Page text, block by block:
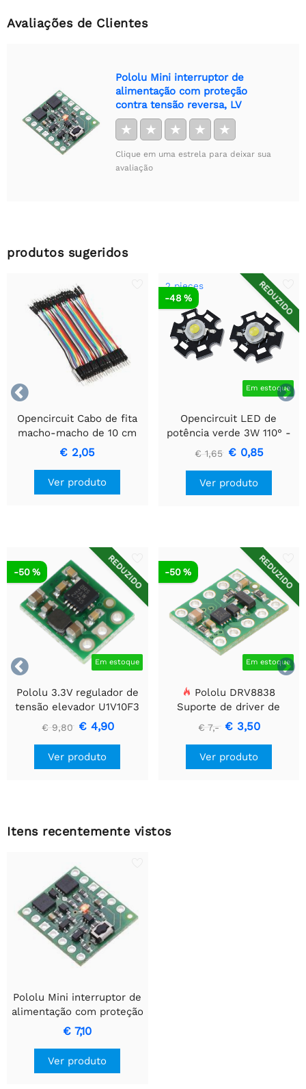
Avaliações de Clientes
Pololu Mini interruptor de
alimentação com proteção
contra tensão reversa, LV
★ ★ ★ ★ ★
Clique em uma estrela para deixar sua
avaliação
produtos sugeridos


Opencircuit Cabo de fita
macho-macho de 10 cm
40 peças
€ 2,05
Ver produto
REDUZIDO
2 pieces
Em estoque
-48 %
Opencircuit LED de
potência verde 3W 110° -
2 peças
€ 1,65 € 0,85
Ver produto


REDUZIDO
Em estoque
-50 %
Pololu 3.3V regulador de
tensão elevador U1V10F3
€ 9,80 € 4,90
Ver produto
REDUZIDO
Em estoque
-50 %
Pololu DRV8838
Suporte de driver de
motor CC escovado
simples
€ 7,- € 3,50
Ver produto
Itens recentemente vistos
Pololu Mini interruptor de
alimentação com proteção
contra tensão reversa, LV
€ 7,10
Ver produto